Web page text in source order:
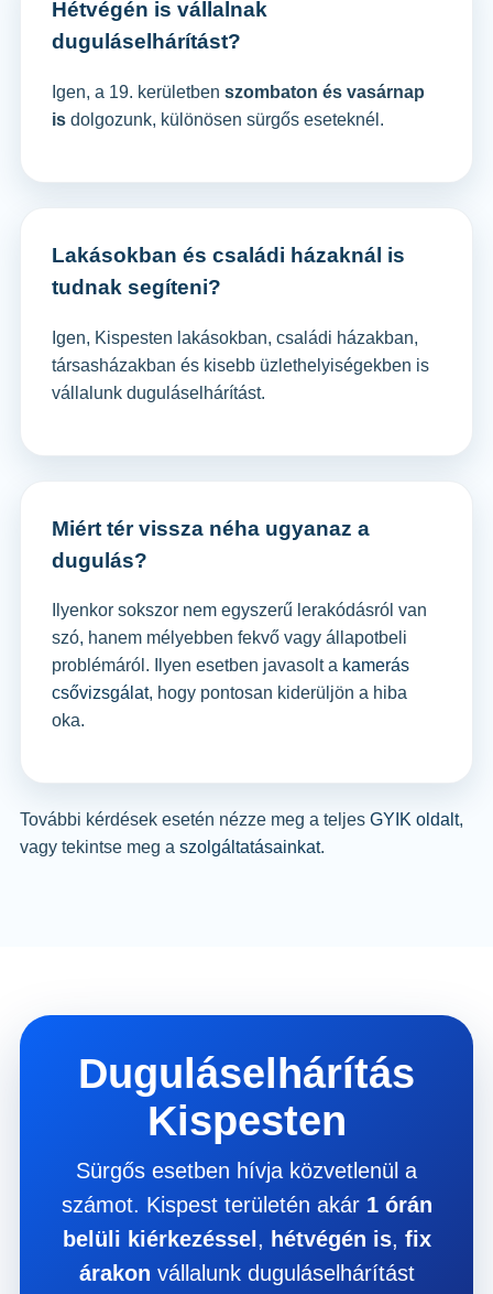
Hétvégén is vállalnak
duguláselhárítást?
Igen, a 19. kerületben szombaton és vasárnap
isdolgozunk, különösen sürgős eseteknél.
Lakásokban és családi házaknál is
tudnak segíteni?
Igen, Kispesten lakásokban, családi házakban,
társasházakban és kisebb üzlethelyiségekben is
vállalunk duguláselhárítást.
Miért tér vissza néha ugyanaz a
dugulás?
Ilyenkor sokszor nem egyszerű lerakódásról van
szó, hanem mélyebben fekvő vagy állapotbeli
problémáról. Ilyen esetben javasolt a kamerás
csővizsgálat, hogy pontosan kiderüljön a hiba
oka.
További kérdések esetén nézze meg a teljes GYIK oldalt,
vagy tekintse meg a szolgáltatásainkat.
Duguláselhárítás
Kispesten
Sürgős esetben hívja közvetlenül a
számot. Kispest területén akár 1 órán
belüli kiérkezéssel , hétvégén is, fix
árakon vállalunk duguláselhárítást